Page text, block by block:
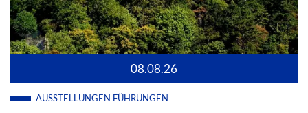
08.08.26
AUSSTELLUNGEN FÜHRUNGEN